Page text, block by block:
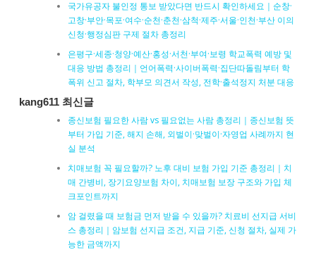
국가유공자 불인정 통보 받았다면 반드시 확인하세요｜순창·
고창·부안·목포·여수·순천·춘천·삼척·제주·서울·인천·부산 이의
신청·행정심판 구제 절차 총정리
은평구·세종·청양·예산·홍성·서천·부여·보령 학교폭력 예방 및
대응 방법 총정리｜언어폭력·사이버폭력·집단따돌림부터 학
폭위 신고 절차, 학부모 의견서 작성, 전학·출석정지 처분 대응
kang611 최신글
종신보험 필요한 사람 vs 필요없는 사람 총정리｜종신보험 뜻
부터 가입 기준, 해지 손해, 외벌이·맞벌이·자영업 사례까지 현
실 분석
치매보험 꼭 필요할까? 노후 대비 보험 가입 기준 총정리｜치
매 간병비, 장기요양보험 차이, 치매보험 보장 구조와 가입 체
크포인트까지
암 걸렸을 때 보험금 먼저 받을 수 있을까? 치료비 선지급 서비
스 총정리｜암보험 선지급 조건, 지급 기준, 신청 절차, 실제 가
능한 금액까지